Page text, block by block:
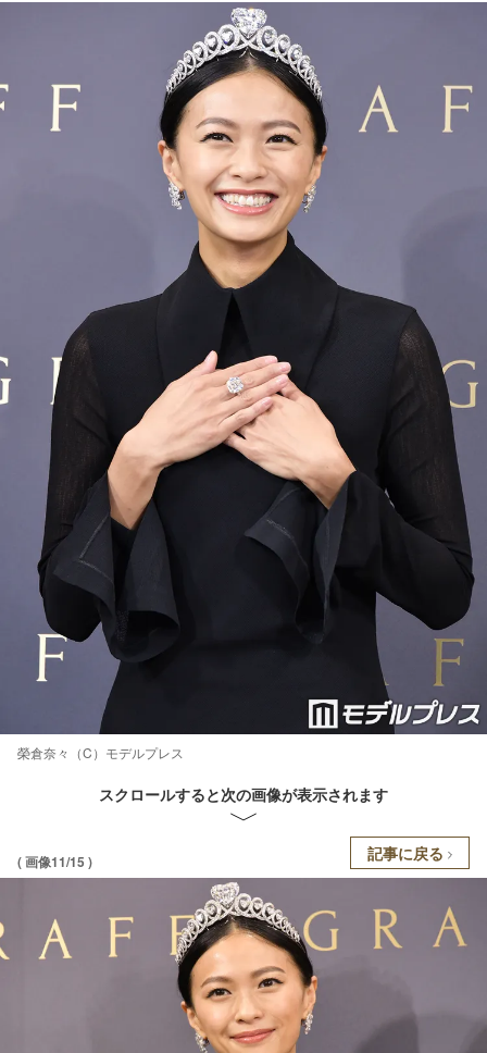
榮倉奈々（C）モデルプレス
スクロールすると次の画像が表示されます
( 画像11/15 ) 記事に戻る